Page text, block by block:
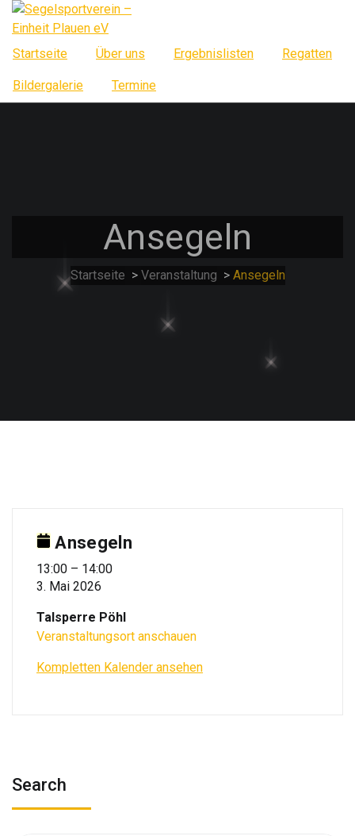
Springe
zum
InhaltStartseite Über uns Ergebnislisten Regatten
Bildergalerie Termine
Ansegeln
Startseite > Veranstaltung > Ansegeln
Ansegeln
Ansegeln
13:00 – 14:00
3. Mai 2026
Talsperre Pöhl
Veranstaltungsort anschauen
Kompletten Kalender ansehen
Search